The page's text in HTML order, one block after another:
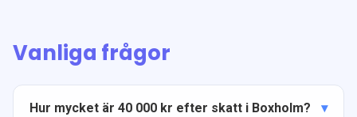
Vanliga frågor
Hur mycket är 40 000 kr efter skatt i Boxholm?